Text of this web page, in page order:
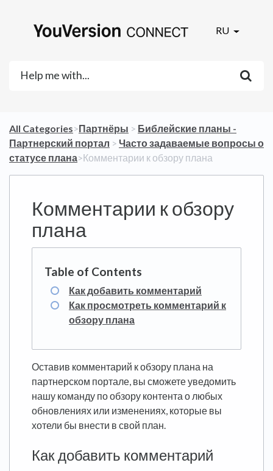
RU
All Categories​>​​Партнёры ​ > ​ ​Библейские планы -
Партнерский портал ​ > ​ ​Часто задаваемые вопросы о
статусе плана​>​ Комментарии к обзору плана
Комментарии к обзору
плана
Как добавить комментарий
Как просмотреть комментарий к
обзору плана
Оставив комментарий к обзору плана на
партнерском портале, вы сможете уведомить
нашу команду по обзору контента о любых
обновлениях или изменениях, которые вы
хотели бы внести в свой план.
Как добавить комментарий